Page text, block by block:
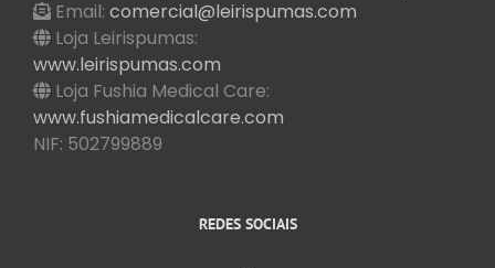
Email: comercial@leirispumas.com
Loja Leirispumas:
www.leirispumas.com
Loja Fushia Medical Care:
www.fushiamedicalcare.com
NIF: 502799889
REDES SOCIAIS